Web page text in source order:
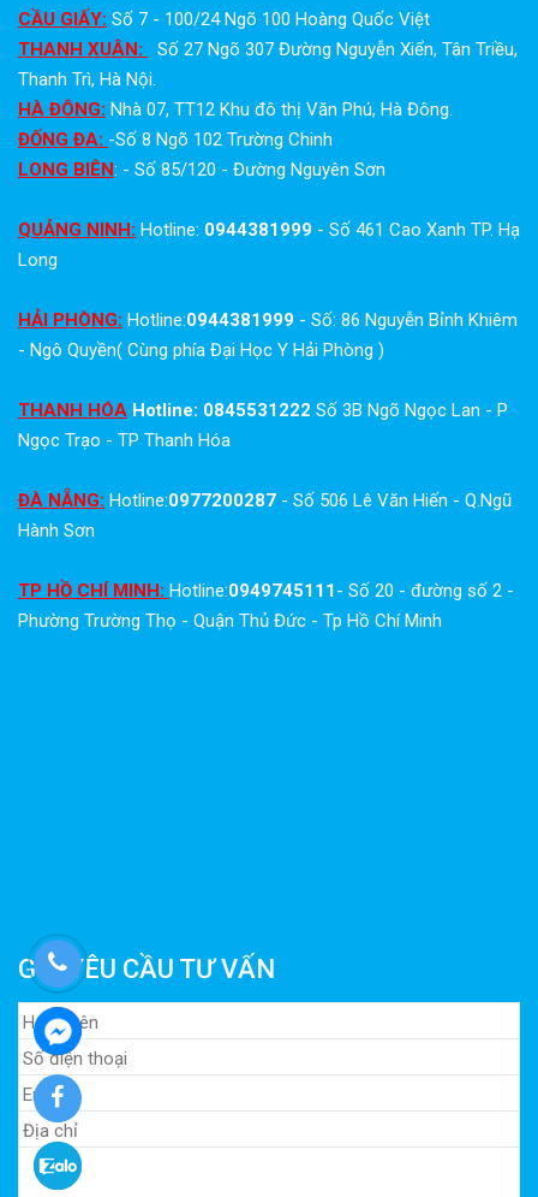
CẦU GIẤY: Số 7 - 100/24 Ngõ 100 Hoàng Quốc Việt
THANH XUÂN:
Số 27 Ngõ 307 Đường Nguyễn Xiển, Tân Triều,
Thanh Trì, Hà Nội.
HÀ ĐÔNG: Nhà 07, TT12 Khu đô thị Văn Phú, Hà Đông.
ĐỐNG ĐA: -Số 8 Ngõ 102 Trường Chinh
LONG BIÊN: - Số 85/120 - Đường Nguyên Sơn
QUẢNG NINH: Hotline: 0944381999 - Số 461 Cao Xanh TP. Hạ
Long
HẢI PHÒNG: Hotline:0944381999 - Số: 86 Nguyễn Bỉnh Khiêm
- Ngô Quyền( Cùng phía Đại Học Y Hải Phòng )
THANH HÓA Hotline: 0845531222 Số 3B Ngõ Ngọc Lan - P
Ngọc Trạo - TP Thanh Hóa
ĐÀ NẴNG: Hotline:0977200287 - Số 506 Lê Văn Hiến - Q.Ngũ
Hành Sơn
TP HỒ CHÍ MINH: Hotline:0949745111- Số 20 - đường số 2 -
Phường Trường Thọ - Quận Thủ Đức - Tp Hồ Chí Minh
GỬI YÊU CẦU TƯ VẤN